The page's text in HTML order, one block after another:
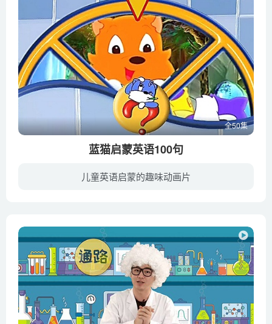
全50集
蓝猫启蒙英语100句
儿童英语启蒙的趣味动画片